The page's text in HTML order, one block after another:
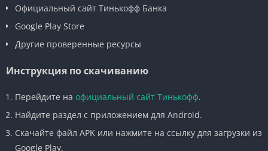
Официальный сайт Тинькофф Банка
Google Play Store
Другие проверенные ресурсы
Инструкция по скачиванию
Перейдите на официальный сайт Тинькофф.
Найдите раздел с приложением для Android.
Скачайте файл APK или нажмите на ссылку для загрузки из
Google Play.